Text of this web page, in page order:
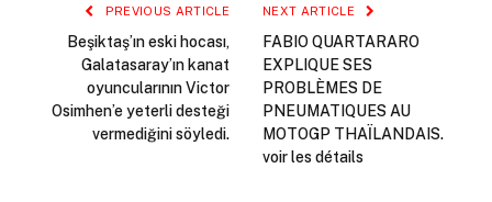
PREVIOUS ARTICLE
Beşiktaş’ın eski hocası,
Galatasaray’ın kanat
oyuncularının Victor
Osimhen’e yeterli desteği
vermediğini söyledi.
NEXT ARTICLE
FABIO QUARTARARO
EXPLIQUE SES
PROBLÈMES DE
PNEUMATIQUES AU
MOTOGP THAÏLANDAIS.
voir les détails